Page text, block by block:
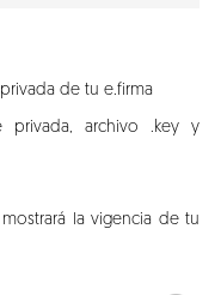
de tu e.firma
archivo .key y
la vigencia de tu